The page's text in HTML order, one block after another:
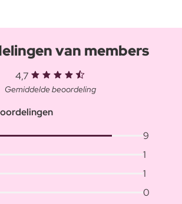
van members
4,7
Gemiddelde beoordeling
9
1
1
0